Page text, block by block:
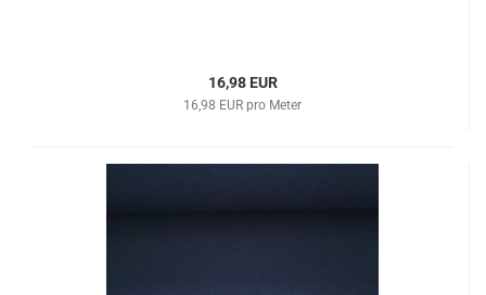
16,98 EUR
16,98 EUR pro Meter